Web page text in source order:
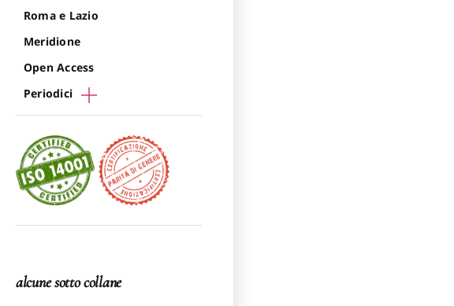
Roma e Lazio
Meridione
Open Access
Periodici
alcune sotto collane